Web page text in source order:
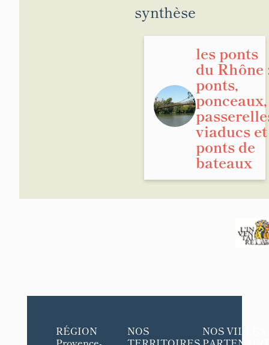
synthèse
les ponts
du Rhône
ponts,
ponceaux,
viaducs et
ponts de
bateaux
RÉGION
NOS
NOS VILLES